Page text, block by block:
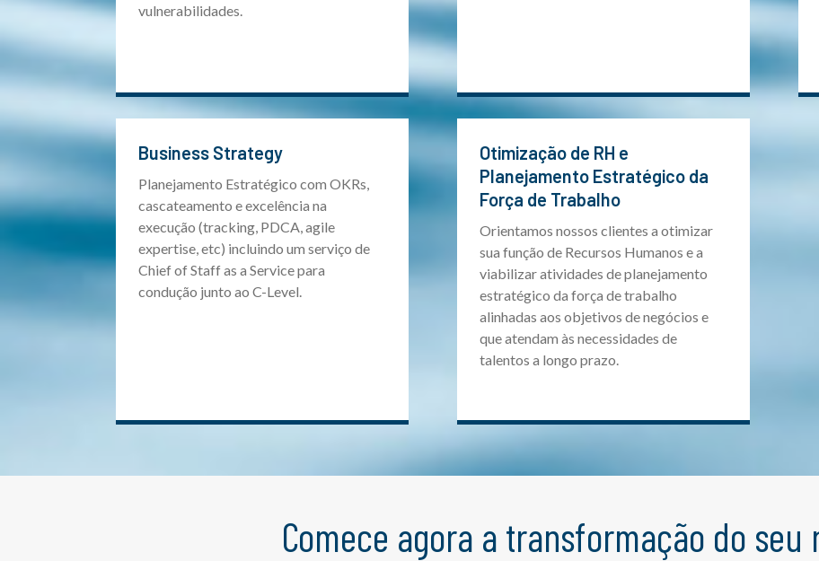
vulnerabilidades.
Business Strategy
Planejamento Estratégico com OKRs,
cascateamento e excelência na
execução (tracking, PDCA, agile
expertise, etc) incluindo um serviço de
Chief of Staff as a Service para
condução junto ao C-Level.
Otimização de RH e
Planejamento Estratégico da
Força de Trabalho
Orientamos nossos clientes a otimizar
sua função de Recursos Humanos e a
viabilizar atividades de planejamento
estratégico da força de trabalho
alinhadas aos objetivos de negócios e
que atendam às necessidades de
talentos a longo prazo.
Comece agora a transformação do seu